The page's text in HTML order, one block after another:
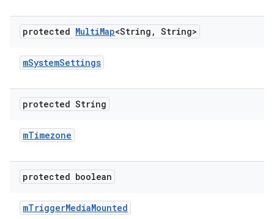
protected MultiMap<String , String>
mSystemSettings
protected String
mTimezone
protected boolean
mTriggerMediaMounted